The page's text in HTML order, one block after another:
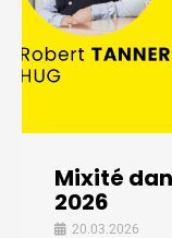
Mixité
2026
20.03.2026